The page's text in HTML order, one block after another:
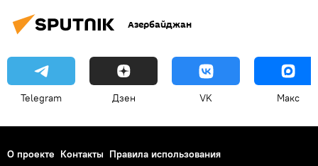
Азербайджан
Telegram Дзен VK Макс
О проекте Контакты Правила использования